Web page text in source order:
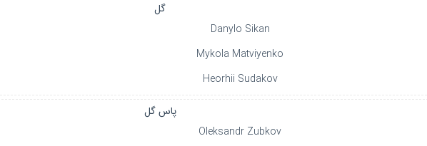
گل
Danylo Sikan
Mykola Matviyenko
Heorhii Sudakov
پاس گل
Oleksandr Zubkov